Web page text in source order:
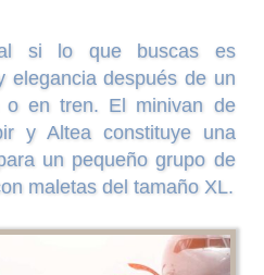
si lo que buscas es
elegancia después de un
o en tren. El minivan de
y Altea constituye una
un pequeño grupo de
maletas del tamaño XL.